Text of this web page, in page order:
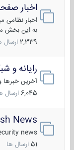
اخبار صفحه
اخبار نظامی
به این بخش
2,339 ارسال ها
رایانه و
آخرین خبرها و
6,045 ارسال ها
News
news
51 ارسال ها